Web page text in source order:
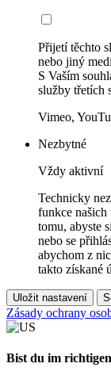
Přijetí těchto
nebo jiný
S Vaším
služby třetích
Vimeo,
Nezbytné
Vždy aktivní
Technicky
funkce
tomu, abyste
nebo se
abychom z
takto získané
Uložit nastavení
Zásady ochrany
Bist du im